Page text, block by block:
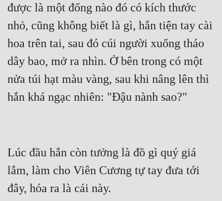
được là một đống nào đó có kích thước
nhỏ, cũng không biết là gì, hắn tiện tay cài
hoa trên tai, sau đó cúi người xuống tháo
dây bao, mở ra nhìn. Ở bên trong có một
nửa túi hạt màu vàng, sau khi nâng lên thì
Lúc đầu hắn còn tưởng là đồ gì quý giá
lắm, làm cho Viên Cương tự tay đưa tới